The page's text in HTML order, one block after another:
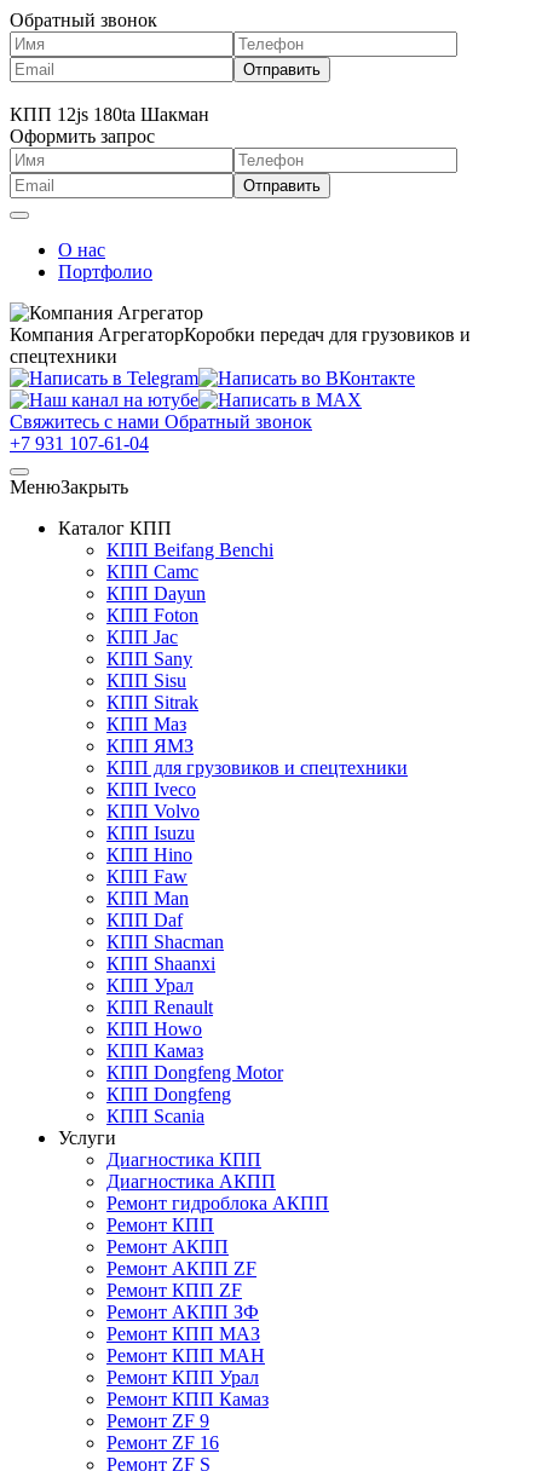
Обратный звонок
КПП 12js 180ta Шакман
Оформить запрос
О нас
Портфолио
Компания АгрегаторКоробки передач для грузовиков и
спецтехники
Свяжитесь с нами Обратный звонок
+7 931 107-61-04
МенюЗакрыть
Каталог КПП
КПП Beifang Benchi
КПП Camc
КПП Dayun
КПП Foton
КПП Jac
КПП Sany
КПП Sisu
КПП Sitrak
КПП Маз
КПП ЯМЗ
КПП для грузовиков и спецтехники
КПП Iveco
КПП Volvo
КПП Isuzu
КПП Hino
КПП Faw
КПП Man
КПП Daf
КПП Shacman
КПП Shaanxi
КПП Урал
КПП Renault
КПП Howo
КПП Камаз
КПП Dongfeng Motor
КПП Dongfeng
КПП Scania
Услуги
Диагностика КПП
Диагностика АКПП
Ремонт гидроблока АКПП
Ремонт КПП
Ремонт АКПП
Ремонт АКПП ZF
Ремонт КПП ZF
Ремонт АКПП ЗФ
Ремонт КПП МАЗ
Ремонт КПП МАН
Ремонт КПП Урал
Ремонт КПП Камаз
Ремонт ZF 9
Ремонт ZF 16
Ремонт ZF S